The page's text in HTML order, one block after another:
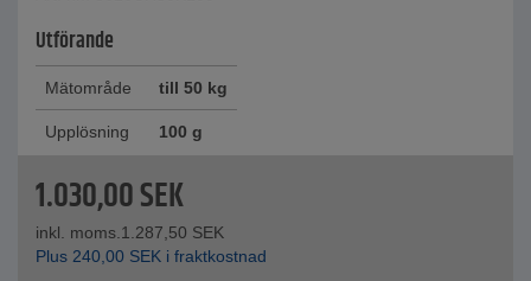
Utförande
Mätområde till 50 kg
Upplösning 100 g
1.030,00SEK
inkl. moms.1.287,50 SEK
Plus 240,00 SEK i fraktkostnad